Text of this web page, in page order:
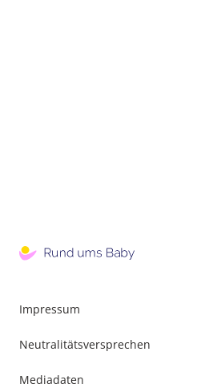
Impressum
Neutralitätsversprechen
Mediadaten